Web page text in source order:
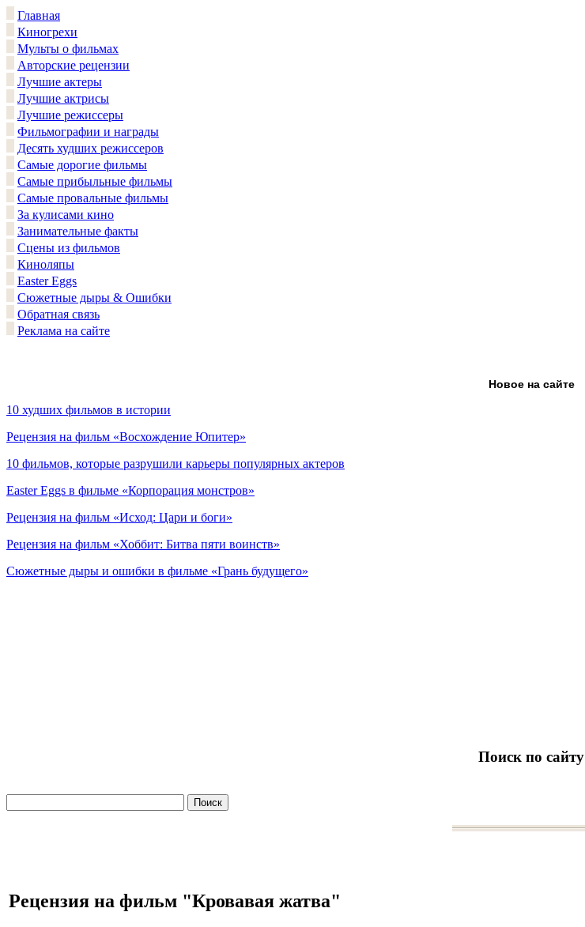
Главная
Киногрехи
Мульты о фильмах
Авторские рецензии
Лучшие актеры
Лучшие актрисы
Лучшие режиссеры
Фильмографии и награды
Десять худших режиссеров
Самые дорогие фильмы
Самые прибыльные фильмы
Самые провальные фильмы
За кулисами кино
Занимательные факты
Сцены из фильмов
Киноляпы
Easter Eggs
Сюжетные дыры & Ошибки
Обратная связь
Реклама на сайте
Новое на сайте
10 худших фильмов в истории
Рецензия на фильм «Восхождение Юпитер»
10 фильмов, которые разрушили карьеры популярных актеров
Easter Eggs в фильме «Корпорация монстров»
Рецензия на фильм «Исход: Цари и боги»
Рецензия на фильм «Хоббит: Битва пяти воинств»
Сюжетные дыры и ошибки в фильме «Грань будущего»
Поиск по сайту
Рецензия на фильм "Кровавая жатва"